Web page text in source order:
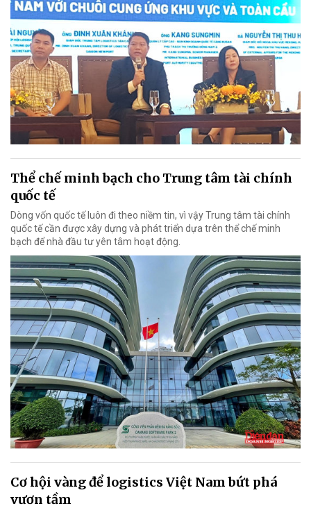
Thể chế minh bạch cho Trung tâm tài chính
quốc tế
Dòng vốn quốc tế luôn đi theo niềm tin, vì vậy Trung tâm tài chính
quốc tế cần được xây dựng và phát triển dựa trên thể chế minh
bạch để nhà đầu tư yên tâm hoạt động.
Cơ hội vàng để logistics Việt Nam bứt phá
vươn tầm